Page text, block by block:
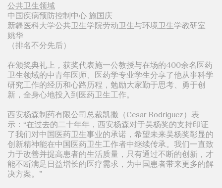
公共卫生领域
中国疾病预防控制中心 施国庆
新疆医科大学公共卫生学院劳动卫生与环境卫生学教研室
姚华
（排名不分先后）
在颁奖典礼上，获奖代表施一公教授与在场的400余名医药
卫生领域的中青年医师、医药学专业学生分享了他从事科学
研究工作的经历和心路历程，勉励大家勤于思考、勇于创
新，全身心地投入到医药卫生工作。
西安杨森制药有限公司总裁凯撒（Cesar Rodriguez）表
示：“在过去的二十年年，西安杨森对于吴杨奖的支持印证
了我们对中国医药卫生事业的承诺，希望未来吴杨奖彰显的
创新精神能在中国医药卫生工作者中继续传承。我们一直致
力于改善并提高患者的生活质量，只有通过不断的创新，才
能不断满足日益增长的医疗需求，为中国患者带来更多的解
决方案。”